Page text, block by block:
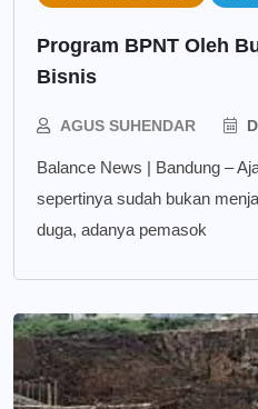
Program BPNT Oleh
Bisnis
AGUS SUHENDAR
Balance News | Bandung –
sepertinya sudah bukan
duga, adanya pemasok